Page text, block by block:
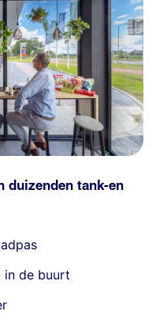
duizenden tank-en
in de buurt